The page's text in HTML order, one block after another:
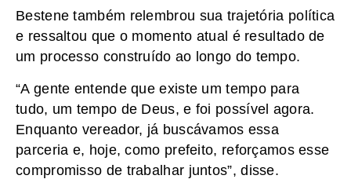
Bestene também relembrou sua trajetória política
e ressaltou que o momento atual é resultado de
um processo construído ao longo do tempo.
“A gente entende que existe um tempo para
tudo, um tempo de Deus, e foi possível agora.
Enquanto vereador, já buscávamos essa
parceria e, hoje, como prefeito, reforçamos esse
compromisso de trabalhar juntos”, disse.